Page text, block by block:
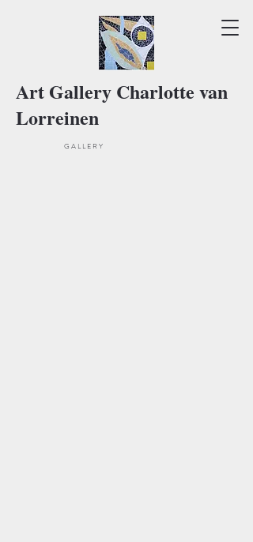
Art Gallery Charlotte van
Lorreinen
G A L L E R Y
Actuele tentoonstelling